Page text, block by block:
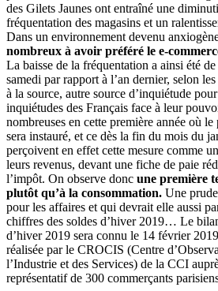
des Gilets Jaunes ont entraîné une
fréquentation des magasins et un
Dans un environnement devenu
nombreux à avoir préféré le e-
La baisse de la fréquentation a ainsi été
samedi par rapport à l’an dernier, selon
à la source, autre source d’inquiétude
inquiétudes des Français face à leur
nombreuses en cette première année où
sera instauré, et ce dès la fin du mois du
perçoivent en effet cette mesure comme
leurs revenus, devant une fiche de paie
l’impôt. On observe donc une première
plutôt qu’à la consommation. Une
pour les affaires et qui devrait elle aussi
chiffres des soldes d’hiver 2019… Le
d’hiver 2019 sera connu le 14 février
réalisée par le CROCIS (Centre
l’Industrie et des Services) de la CCI
représentatif de 300 commerçants